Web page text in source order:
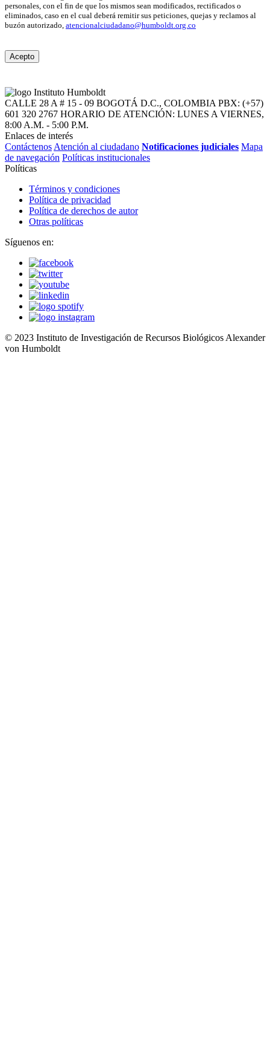
personales, con el fin de que los mismos sean modificados, rectificados o
eliminados, caso en el cual deberá remitir sus peticiones, quejas y reclamos al
buzón autorizado, atencionalciudadano@humboldt.org.co
Acepto
CALLE 28 A # 15 - 09 BOGOTÁ D.C., COLOMBIA PBX: (+57)
601 320 2767 HORARIO DE ATENCIÓN: LUNES A VIERNES,
8:00 A.M. - 5:00 P.M.
Enlaces de interés
Contáctenos Atención al ciudadano Notificaciones judiciales Mapa
de navegación Políticas institucionales
Políticas
Términos y condiciones
Política de privacidad
Política de derechos de autor
Otras políticas
Síguenos en:
© 2023 Instituto de Investigación de Recursos Biológicos Alexander
von Humboldt